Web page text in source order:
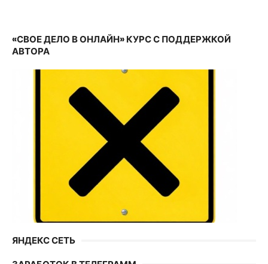
«СВОЕ ДЕЛО В ОНЛАЙН» КУРС С ПОДДЕРЖКОЙ
АВТОРА
ЯНДЕКС СЕТЬ